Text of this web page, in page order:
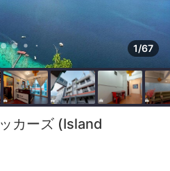
1/67
カーズ (Island